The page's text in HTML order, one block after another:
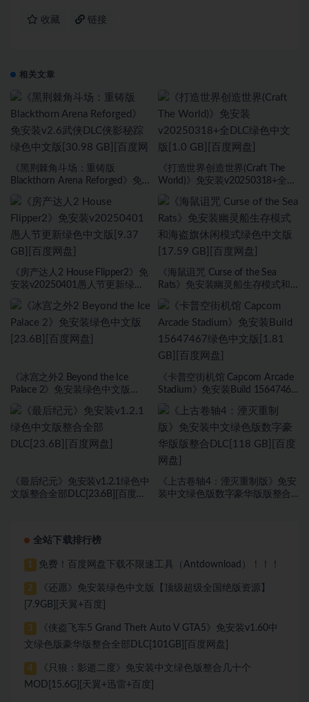
收藏 链接
相关文章
《黑荆棘角斗场：重铸版
Blackthorn Arena Reforged》免
文版[30.98 GB][百度网盘]
《打造世界创造世界(Craft The
World)》免安装v20250318+全
盘]
《房产达人2 House Flipper2》免
安装v20250401愚人节更新绿色
《海鼠诅咒 Curse of the Sea
Rats》免安装幽灵船生存模式和
GB][百度网盘]
《冰宫之外2 Beyond the Ice
Palace 2》免安装绿色中文版
《卡普空街机馆 Capcom Arcade
Stadium》免安装Build 15647467
《最后纪元》免安装v1.2.1绿色中
文版整合全部DLC[23.6B][百度网
《上古卷轴4：湮灭重制版》免安
装中文绿色版数字豪华版版整合
全站下载排行榜
1 免费！百度网盘下载不限速工具（Antdownload）！！！
2
《还愿》免安装绿色中文版【顶级超级全国绝版资源】
[7.9GB][天翼+百度]
3
《侠盗飞车5 Grand Theft Auto V GTA5》免安装v1.60中
文绿色版豪华版整合全部DLC[101GB][百度网盘]
4
《只狼：影逝二度》免安装中文绿色版整合几十个
MOD[15.6G][天翼+迅雷+百度]